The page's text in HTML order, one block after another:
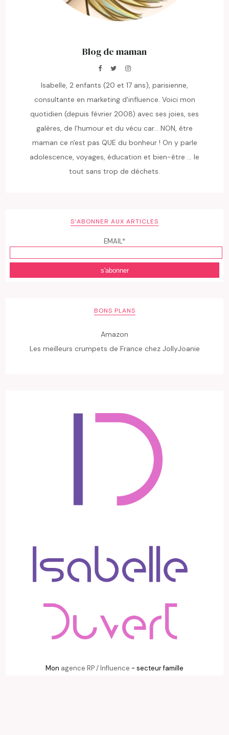
Blog de maman
Isabelle, 2 enfants (20 et 17 ans), parisienne,
consultante en marketing d'influence. Voici mon
quotidien (depuis février 2008) avec ses joies, ses
galères, de l'humour et du vécu car... NON, être
maman ce n'est pas QUE du bonheur ! On y parle
adolescence, voyages, éducation et bien-être ... le
tout sans trop de déchets.
S’ABONNER AUX ARTICLES
EMAIL*
BONS PLANS
Amazon
Les meilleurs crumpets de France chez JollyJoanie
Mon agence RP / Influence - secteur famille